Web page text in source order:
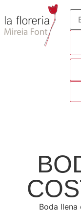
Boda llena